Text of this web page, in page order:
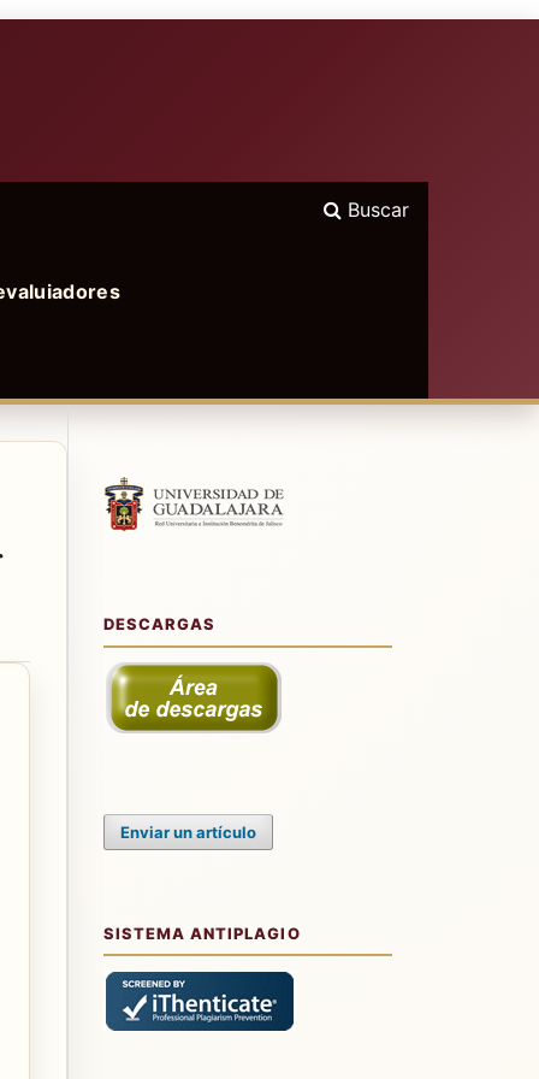
Buscar
DESCARGAS
Enviar un artículo
SISTEMA ANTIPLAGIO